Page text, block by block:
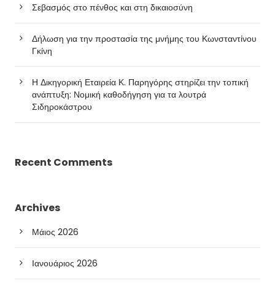
Σεβασμός στο πένθος και στη δικαιοσύνη
Δήλωση για την προστασία της μνήμης του Κωνσταντίνου
Γκίνη
Η Δικηγορική Εταιρεία Κ. Παρηγόρης στηρίζει την τοπική
ανάπτυξη: Νομική καθοδήγηση για τα λουτρά
Σιδηροκάστρου
Recent Comments
Archives
Μάιος 2026
Ιανουάριος 2026